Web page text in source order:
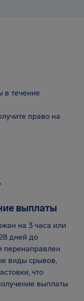
в течение
право на
выплаты
на 3 часа или
дней до
перенаправлен
виды срывов,
что
выплаты